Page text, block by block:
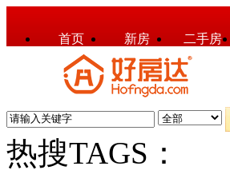
首页 新房 二手房
热搜TAGS：